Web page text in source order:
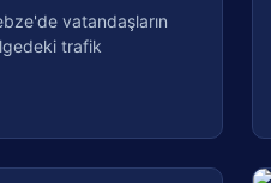
vatandaşların
trafik